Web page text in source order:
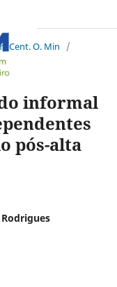
Cent. O. Min
/
informal
pós-alta